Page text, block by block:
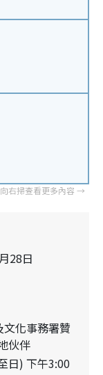
28日
化事務署贊
伙伴
日) 下午3:00